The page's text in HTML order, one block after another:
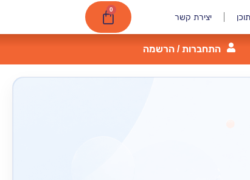
יצירת קשר
0
התחברות / הרשמה